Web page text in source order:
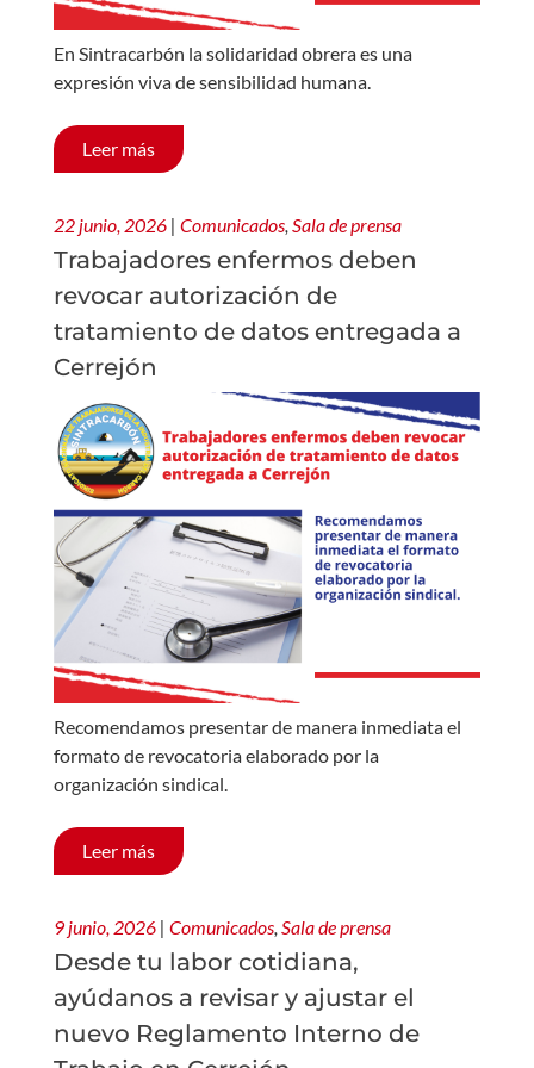
En Sintracarbón la solidaridad obrera es una
expresión viva de sensibilidad humana.
Leer más
22 junio, 2026 | Comunicados, Sala de prensa
Trabajadores enfermos deben
revocar autorización de
tratamiento de datos entregada a
Cerrejón
Recomendamos presentar de manera inmediata el
formato de revocatoria elaborado por la
organización sindical.
Leer más
9 junio, 2026 | Comunicados, Sala de prensa
Desde tu labor cotidiana,
ayúdanos a revisar y ajustar el
nuevo Reglamento Interno de